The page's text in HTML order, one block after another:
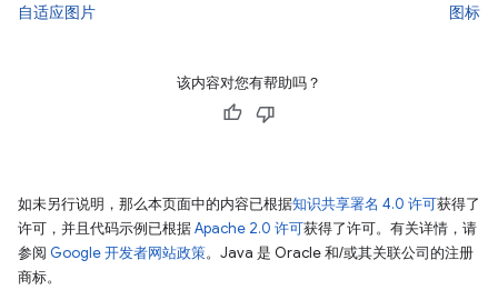
自适应图片
图标
该内容对您有帮助吗？
如未另行说明，那么本页面中的内容已根据知识共享署名 4.0 许可获得了
许可，并且代码示例已根据Apache 2.0 许可获得了许可。有关详情，请
参阅 Google 开发者网站政策。Java 是 Oracle 和/或其关联公司的注册
商标。